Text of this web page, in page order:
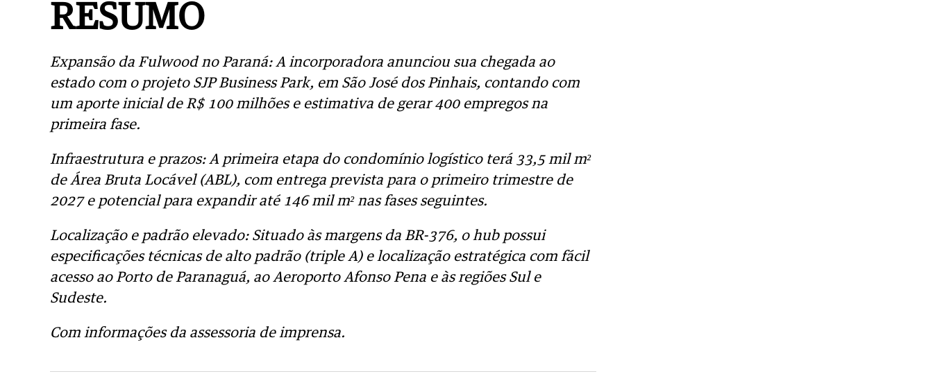
RESUMO
Expansão da Fulwood no Paraná: A incorporadora anunciou sua chegada ao
estado com o projeto SJP Business Park, em São José dos Pinhais, contando com
um aporte inicial de R$ 100 milhões e estimativa de gerar 400 empregos na
primeira fase.
Infraestrutura e prazos: A primeira etapa do condomínio logístico terá 33,5 mil m²
de Área Bruta Locável (ABL), com entrega prevista para o primeiro trimestre de
2027 e potencial para expandir até 146 mil m² nas fases seguintes.
Localização e padrão elevado: Situado às margens da BR-376, o hub possui
especificações técnicas de alto padrão (triple A) e localização estratégica com fácil
acesso ao Porto de Paranaguá, ao Aeroporto Afonso Pena e às regiões Sul e
Sudeste.
Com informações da assessoria de imprensa.